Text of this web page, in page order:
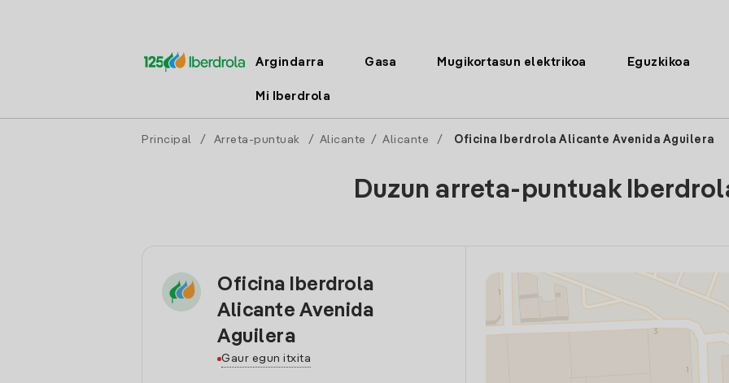
Argindarra Gasa Mugikortasun elektrikoa Eguzkikoa
Mi Iberdrola
Principal / Arreta-puntuak / Alicante / Alicante / Oficina Iberdrola Alicante Avenida Aguilera
Duzun arreta-puntuak
Oficina Iberdrola
Alicante Avenida
Aguilera
Gaur egun itxita